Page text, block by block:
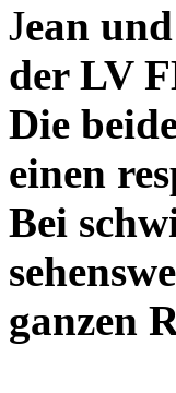
Jean
der LV
Die
einen
Bei
ganzen